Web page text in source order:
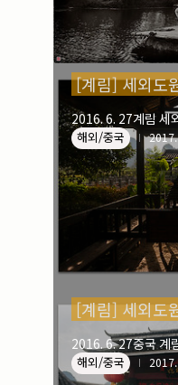
[계림] 세외도
2016. 6. 27계림 세
해외/중국
[계림] 세외도
2016. 6. 27중국 계
해외/중국